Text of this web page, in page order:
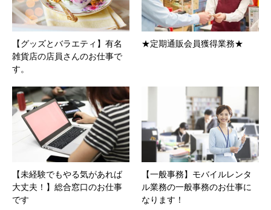
【グッズとバラエティ】有名
雑貨店の店員さんのお仕事で
す。
★定期通販会員獲得業務★
【未経験でもやる気があれば
大丈夫！】総合窓口のお仕事
です
【一般事務】モバイルレンタ
ル業務の一般事務のお仕事に
なります！